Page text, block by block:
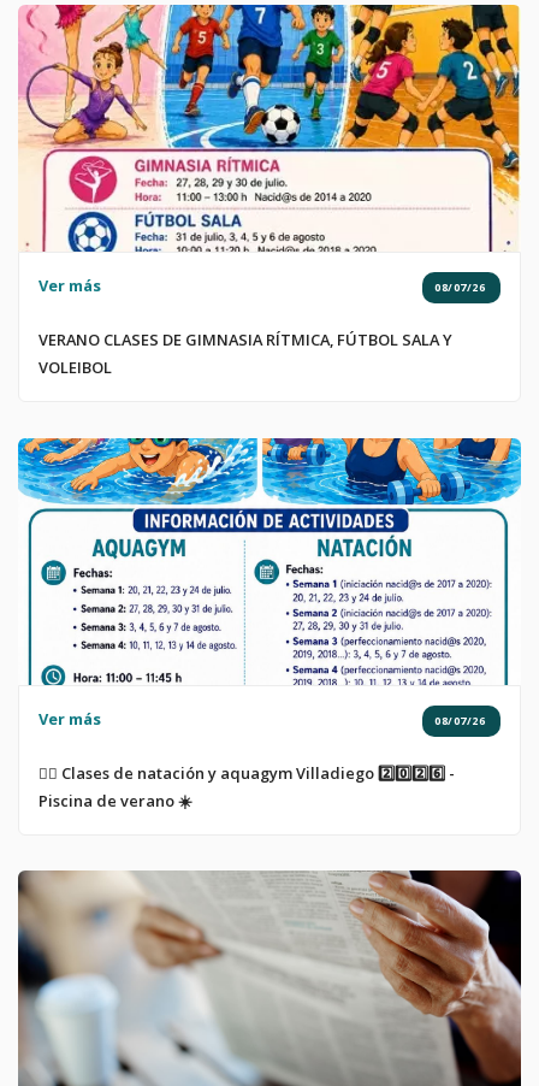
Ver más 08/07/26
VERANO CLASES DE GIMNASIA RÍTMICA, FÚTBOL SALA Y
VOLEIBOL
Ver más 08/07/26
🏊‍♀️ Clases de natación y aquagym Villadiego 2️⃣0️⃣2️⃣6️⃣ -
Piscina de verano ☀️